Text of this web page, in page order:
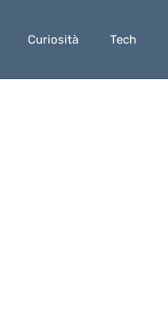
Curiosità Tech